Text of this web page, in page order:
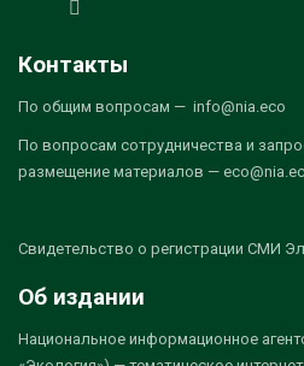
Контакты
По общим вопросам — info@nia.eco
По вопросам сотрудничества и
размещение материалов —
Свидетельство о регистрации СМИ
Об издании
Национальное информационное